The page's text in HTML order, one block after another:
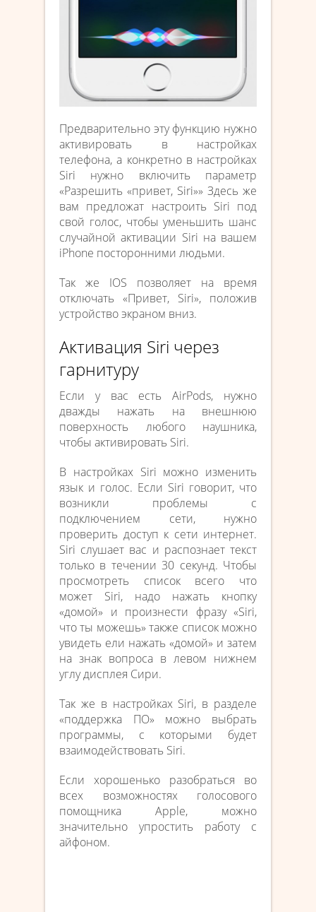
Предварительно эту функцию нужно
активировать в настройках
телефона, а конкретно в настройках
Siri нужно включить параметр
«Разрешить «привет, Siri»» Здесь же
вам предложат настроить Siri под
свой голос, чтобы уменьшить шанс
случайной активации Siri на вашем
iPhone посторонними людьми.
Так же IOS позволяет на время
отключать «Привет, Siri», положив
устройство экраном вниз.
Активация Siri через
гарнитуру
Если у вас есть AirPods, нужно
дважды нажать на внешнюю
поверхность любого наушника,
чтобы активировать Siri.
В настройках Siri можно изменить
язык и голос. Если Siri говорит, что
возникли проблемы с
подключением сети, нужно
проверить доступ к сети интернет.
Siri слушает вас и распознает текст
только в течении 30 секунд. Чтобы
просмотреть список всего что
может Siri, надо нажать кнопку
«домой» и произнести фразу «Siri,
что ты можешь» также список можно
увидеть ели нажать «домой» и затем
на знак вопроса в левом нижнем
углу дисплея Сири.
Так же в настройках Siri, в разделе
«поддержка ПО» можно выбрать
программы, с которыми будет
взаимодействовать Siri.
Если хорошенько разобраться во
всех возможностях голосового
помощника Apple, можно
значительно упростить работу с
айфоном.